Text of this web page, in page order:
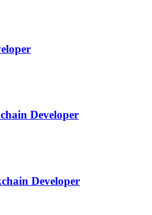
Developer
Developer